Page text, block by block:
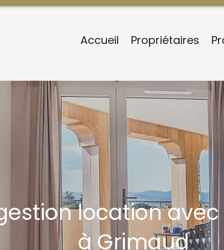
Accueil Propriétaires
location
à Grimaud